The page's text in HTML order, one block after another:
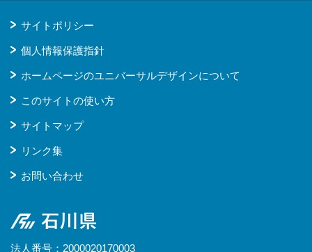
サイトポリシー
個人情報保護指針
ホームページのユニバーサルデザインについて
このサイトの使い方
サイトマップ
リンク集
お問い合わせ
石川県
法人番号：2000020170003